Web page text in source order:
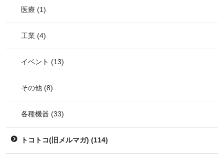
医療 (1)
工業 (4)
イベント (13)
その他 (8)
各種機器 (33)
トコトコ(旧メルマガ) (114)